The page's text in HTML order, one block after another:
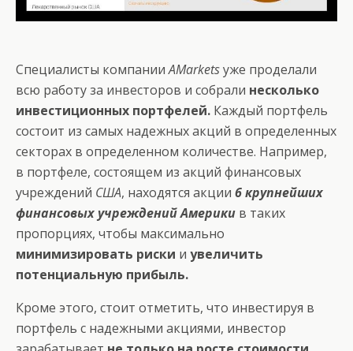
Специалисты компанииAMarketsуже проделали
всю работу за инвесторов и собрали несколько
инвестиционных портфелей. Каждый портфель
состоит из самых надежных акций в определенных
секторах в определенном количестве. Например,
в портфеле, состоящем из акций финансовых
учреждений США, находятся акции 6 крупнейших
финансовых учреждений Америки в таких
пропорциях, чтобы максимально
минимизировать риски и увеличить
потенциальную прибыль.
Кроме этого, стоит отметить, что инвестируя в
портфель с надежными акциями, инвестор